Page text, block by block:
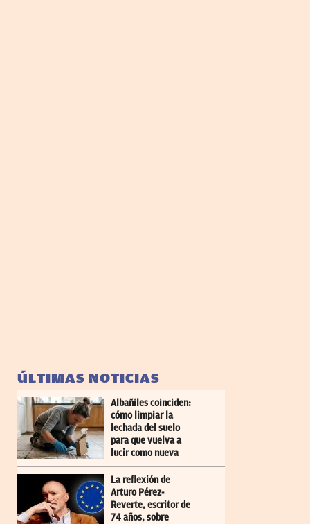
ÚLTIMAS NOTICIAS
Albañiles coinciden:
cómo limpiar la
lechada del suelo
para que vuelva a
lucir como nueva
La reflexión de
Arturo Pérez-
Reverte, escritor de
74 años, sobre